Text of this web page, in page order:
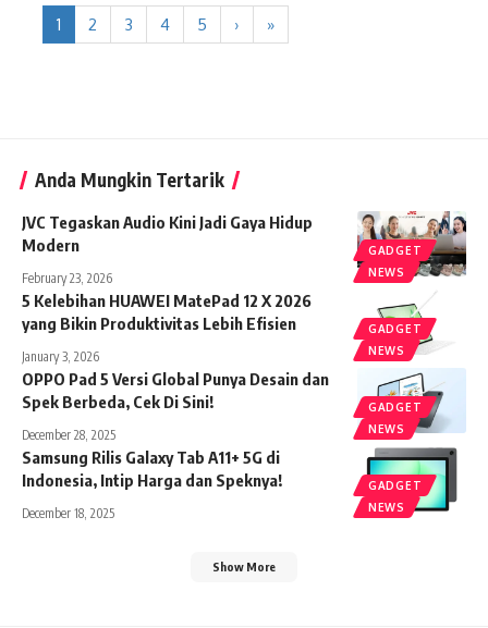
1 2 3 4 5 › »
Anda Mungkin Tertarik
GADGET
NEWS
JVC Tegaskan Audio Kini Jadi Gaya Hidup
Modern
February 23, 2026
GADGET
NEWS
5 Kelebihan HUAWEI MatePad 12 X 2026
yang Bikin Produktivitas Lebih Efisien
January 3, 2026
GADGET
NEWS
OPPO Pad 5 Versi Global Punya Desain dan
Spek Berbeda, Cek Di Sini!
December 28, 2025
GADGET
NEWS
Samsung Rilis Galaxy Tab A11+ 5G di
Indonesia, Intip Harga dan Speknya!
December 18, 2025
Show More